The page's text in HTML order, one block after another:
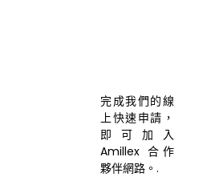
完成我們的線
上快速申請，
即可加入
Amillex 合作
夥伴網路。.